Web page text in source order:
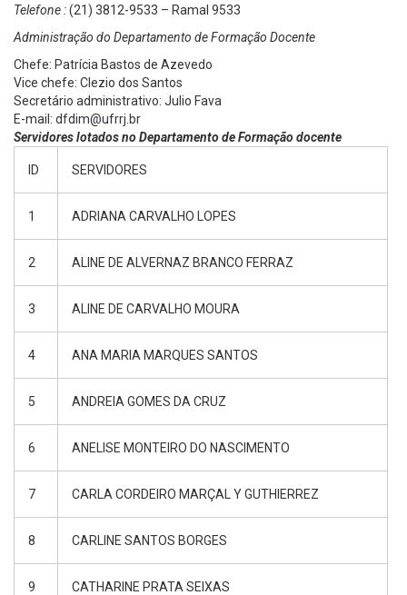
Telefone :(21) 3812-9533 – Ramal 9533
Administração do Departamento de Formação Docente
Chefe: Patrícia Bastos de Azevedo
Vice chefe: Clezio dos Santos
Secretário administrativo: Julio Fava
E-mail: dfdim@ufrrj.br
Servidores lotados no Departamento de Formação docente
ID SERVIDORES
1 ADRIANA CARVALHO LOPES
2 ALINE DE ALVERNAZ BRANCO FERRAZ
3 ALINE DE CARVALHO MOURA
4 ANA MARIA MARQUES SANTOS
5 ANDREIA GOMES DA CRUZ
6 ANELISE MONTEIRO DO NASCIMENTO
7 CARLA CORDEIRO MARÇAL Y GUTHIERREZ
8 CARLINE SANTOS BORGES
9 CATHARINE PRATA SEIXAS